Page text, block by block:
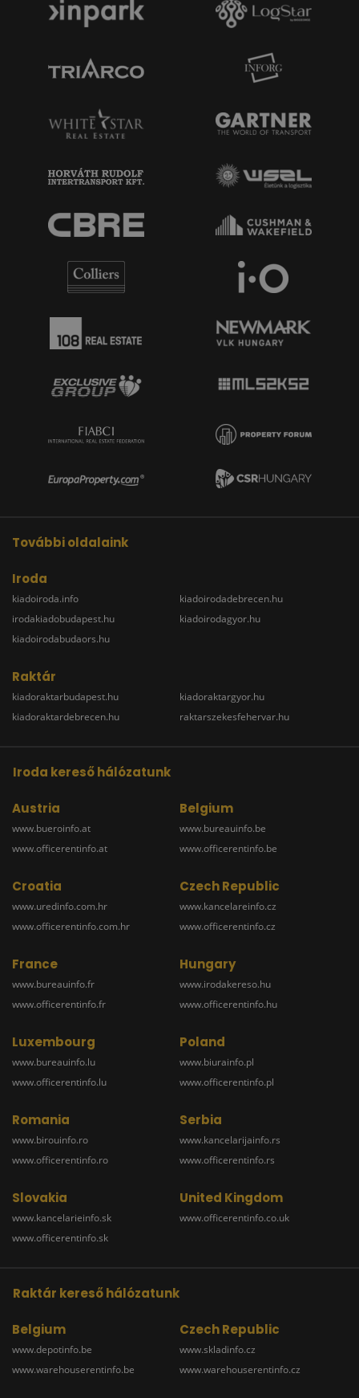
További oldalaink
Iroda
kiadoiroda.info
irodakiadobudapest.hu
kiadoirodabudaors.hu
kiadoirodadebrecen.hu
kiadoirodagyor.hu
Raktár
kiadoraktarbudapest.hu
kiadoraktardebrecen.hu
kiadoraktargyor.hu
raktarszekesfehervar.hu
Iroda kereső hálózatunk
Austria
www.bueroinfo.at
www.officerentinfo.at
Belgium
www.bureauinfo.be
www.officerentinfo.be
Croatia
www.uredinfo.com.hr
www.officerentinfo.com.hr
Czech Republic
www.kancelareinfo.cz
www.officerentinfo.cz
France
www.bureauinfo.fr
www.officerentinfo.fr
Hungary
www.irodakereso.hu
www.officerentinfo.hu
Luxembourg
www.bureauinfo.lu
www.officerentinfo.lu
Poland
www.biurainfo.pl
www.officerentinfo.pl
Romania
www.birouinfo.ro
www.officerentinfo.ro
Serbia
www.kancelarijainfo.rs
www.officerentinfo.rs
Slovakia
www.kancelarieinfo.sk
www.officerentinfo.sk
United Kingdom
www.officerentinfo.co.uk
Raktár kereső hálózatunk
Belgium
www.depotinfo.be
www.warehouserentinfo.be
Czech Republic
www.skladinfo.cz
www.warehouserentinfo.cz